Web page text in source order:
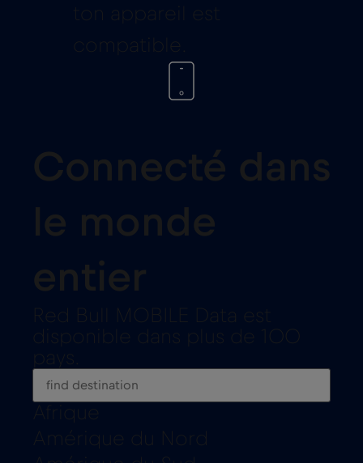
ton appareil est
compatible.
Connecté dans
le monde
entier
Red Bull MOBILE Data est
disponible dans plus de 100
pays.
Afrique
Amérique du Nord